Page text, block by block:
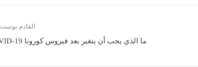
القادم بوست
ما الذي يجب أن يتغير بعد فيروس كورونا COVID-19